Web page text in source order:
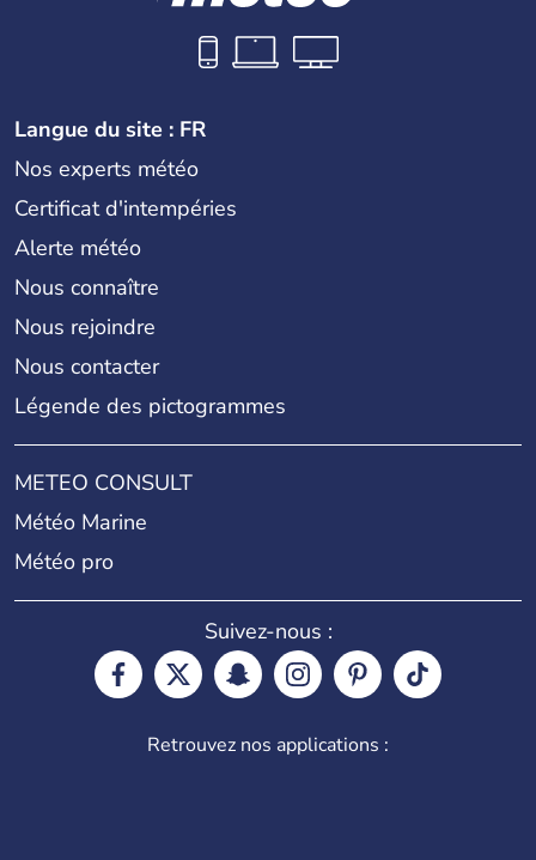
Langue du site : FR
Nos experts météo
Certificat d'intempéries
Alerte météo
Nous connaître
Nous rejoindre
Nous contacter
Légende des pictogrammes
METEO CONSULT
Météo Marine
Météo pro
Suivez-nous :
Retrouvez nos applications :